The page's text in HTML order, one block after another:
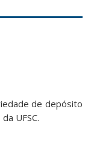
de depósito
UFSC.